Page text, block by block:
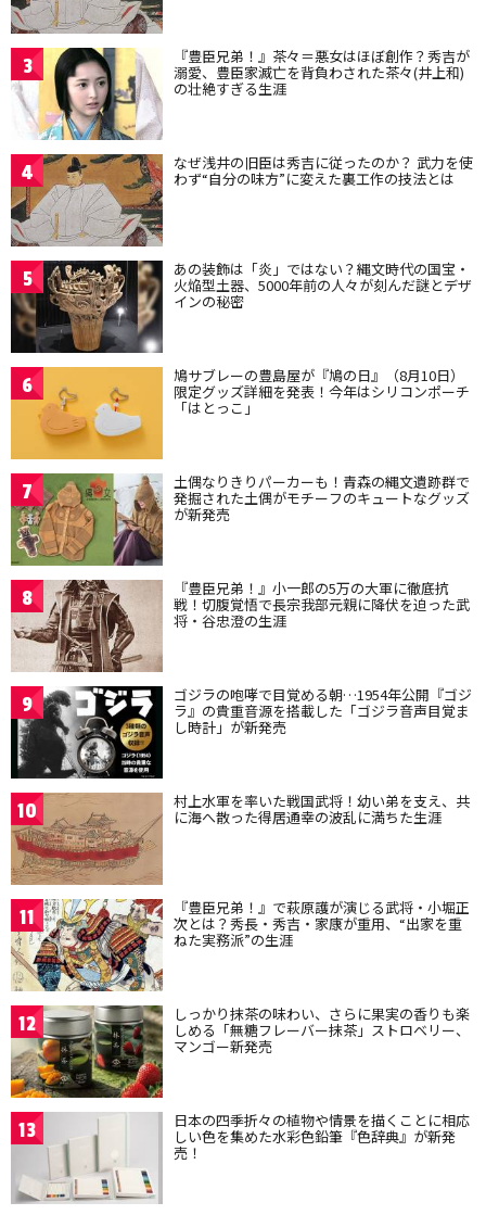
3 『豊臣兄弟！』茶々＝悪女はほぼ創作？秀吉が
溺愛、豊臣家滅亡を背負わされた茶々(井上和)
の壮絶すぎる生涯
4 なぜ浅井の旧臣は秀吉に従ったのか？ 武力を使
わず“自分の味方”に変えた裏工作の技法とは
5 あの装飾は「炎」ではない？縄文時代の国宝・
火焔型土器、5000年前の人々が刻んだ謎とデザ
インの秘密
6 鳩サブレーの豊島屋が『鳩の日』（8月10日）
限定グッズ詳細を発表！今年はシリコンポーチ
「はとっこ」
7 土偶なりきりパーカーも！青森の縄文遺跡群で
発掘された土偶がモチーフのキュートなグッズ
が新発売
8 『豊臣兄弟！』小一郎の5万の大軍に徹底抗
戦！切腹覚悟で長宗我部元親に降伏を迫った武
将・谷忠澄の生涯
9 ゴジラの咆哮で目覚める朝…1954年公開『ゴジ
ラ』の貴重音源を搭載した「ゴジラ音声目覚ま
し時計」が新発売
10 村上水軍を率いた戦国武将！幼い弟を支え、共
に海へ散った得居通幸の波乱に満ちた生涯
11 『豊臣兄弟！』で萩原護が演じる武将・小堀正
次とは？秀長・秀吉・家康が重用、“出家を重
ねた実務派”の生涯
12 しっかり抹茶の味わい、さらに果実の香りも楽
しめる「無糖フレーバー抹茶」ストロベリー、
マンゴー新発売
13 日本の四季折々の植物や情景を描くことに相応
しい色を集めた水彩色鉛筆『色辞典』が新発
売！